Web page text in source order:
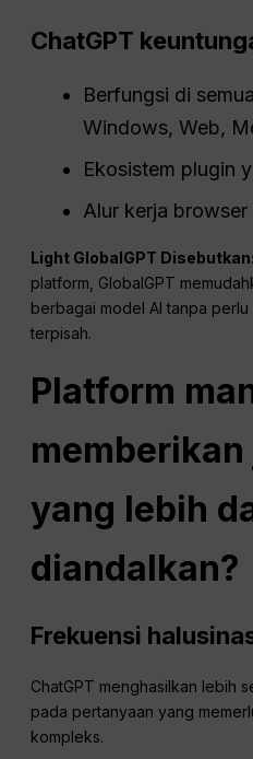
ChatGPT
Berfungsi di
Windows, Web,
Ekosistem plugin
Alur kerja
Light GlobalGPT Disebutkan:
platform, GlobalGPT
berbagai model AI tanpa
terpisah.
Platform
yang lebih
diandalkan?
Frekuensi
ChatGPT menghasilkan lebih
pada pertanyaan yang
kompleks.